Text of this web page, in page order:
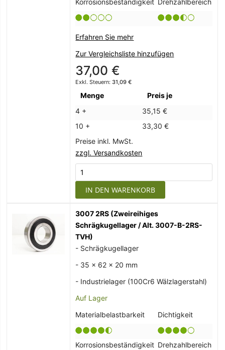
Korrosionsbeständigkeit Drehzahlbereich
Erfahren Sie mehr
Zur Vergleichsliste hinzufügen
37,00 €
31,09 €
Menge
Preis je
4 +
35,15 €
10 +
33,30 €
Preise inkl. MwSt.
zzgl. Versandkosten
IN DEN WARENKORB
3007 2RS (Zweireihiges
Schrägkugellager / Alt. 3007-B-2RS-
TVH)
- Schrägkugellager
- 35 x 62 x 20 mm
- Industrielager (100Cr6 Wälzlagerstahl)
Auf Lager
Materialbelastbarkeit
Dichtigkeit
Korrosionsbeständigkeit Drehzahlbereich